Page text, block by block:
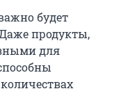
будет
продукты,
для